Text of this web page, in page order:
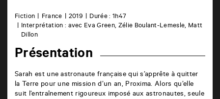
Fiction France 2019
Durée : 1h47
Interprétation : avec Eva Green, Zélie Boulant-Lemesle, Matt
Dillon
Présentation
Sarah est une astronaute française qui s’apprête à quitter
la Terre pour une mission d’un an, Proxima. Alors qu’elle
suit l’entraînement rigoureux imposé aux astronautes, seule